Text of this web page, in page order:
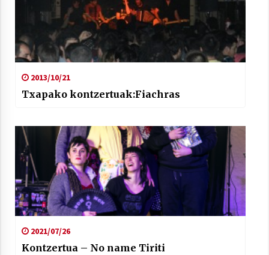
2013/10/21
Txapako kontzertuak:Fiachras
2021/07/26
Kontzertua – No name Tiriti